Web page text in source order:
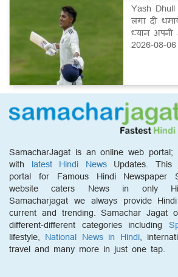
Yash
लगा दी
ध्यान
2026-08-
SamacharJagat is an online web
with latest Hindi NewsUpdates. This
portal for Famous Hindi Newspaper
website caters News in only
Samacharjagat we always provide
current and trending. Samachar Jagat
different-different categories including
lifestyle, National News in Hindi,
travel and many more in just one tap.